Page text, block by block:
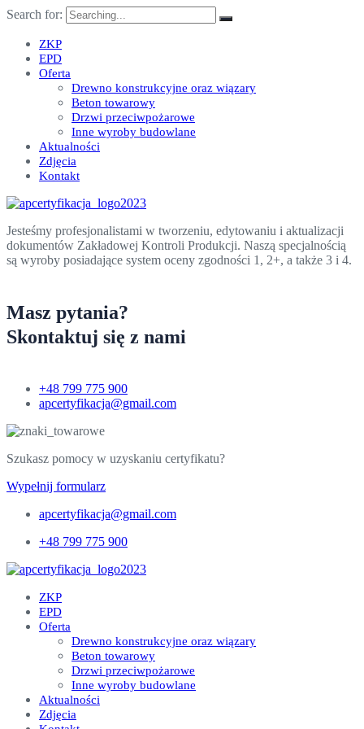
Search for:
ZKP
EPD
Oferta
Drewno konstrukcyjne oraz wiązary
Beton towarowy
Drzwi przeciwpożarowe
Inne wyroby budowlane
Aktualności
Zdjęcia
Kontakt
Jesteśmy profesjonalistami w tworzeniu, edytowaniu i aktualizacji
dokumentów Zakładowej Kontroli Produkcji. Naszą specjalnością
są wyroby posiadające system oceny zgodności 1, 2+, a także 3 i 4.
Masz pytania?
Skontaktuj się z nami
+48 799 775 900
apcertyfikacja@gmail.com
Szukasz pomocy w uzyskaniu certyfikatu?
Wypełnij formularz
apcertyfikacja@gmail.com
+48 799 775 900
ZKP
EPD
Oferta
Drewno konstrukcyjne oraz wiązary
Beton towarowy
Drzwi przeciwpożarowe
Inne wyroby budowlane
Aktualności
Zdjęcia